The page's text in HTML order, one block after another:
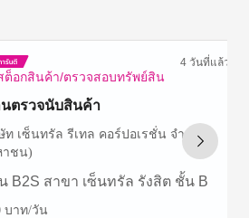
ต็อกสินค้า/ตรวจสอบทรัพย์สิน
4 วันที่แล้ว
ตรวจนับสินค้า
ท เซ็นทรัล รีเทล คอร์ปอเรชั่น จำกัด
าชน)
B2S สาขา เซ็นทรัล รังสิต ชั้น B
บาท/วัน